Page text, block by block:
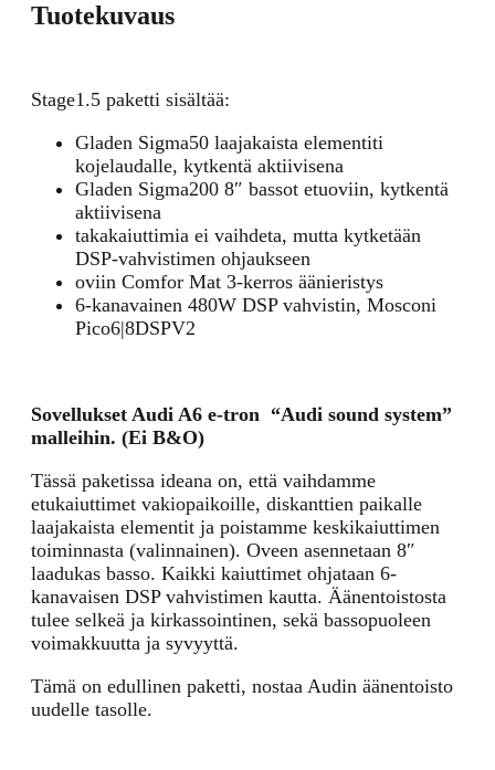
Tuotekuvaus
Stage1.5 paketti sisältää:
Gladen Sigma50 laajakaista elementiti
kojelaudalle, kytkentä aktiivisena
Gladen Sigma200 8″ bassot etuoviin, kytkentä
aktiivisena
takakaiuttimia ei vaihdeta, mutta kytketään
DSP-vahvistimen ohjaukseen
oviin Comfor Mat 3-kerros äänieristys
6-kanavainen 480W DSP vahvistin, Mosconi
Pico6|8DSPV2
Sovellukset Audi A6 e-tron “Audi sound system”
malleihin. (Ei B&O)
Tässä paketissa ideana on, että vaihdamme
etukaiuttimet vakiopaikoille, diskanttien paikalle
laajakaista elementit ja poistamme keskikaiuttimen
toiminnasta (valinnainen). Oveen asennetaan 8″
laadukas basso. Kaikki kaiuttimet ohjataan 6-
kanavaisen DSP vahvistimen kautta. Äänentoistosta
tulee selkeä ja kirkassointinen, sekä bassopuoleen
voimakkuutta ja syvyyttä.
Tämä on edullinen paketti, nostaa Audin äänentoisto
uudelle tasolle.